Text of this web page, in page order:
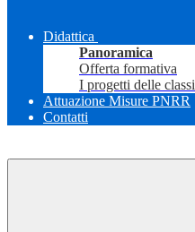
Didattica
Panoramica
Offerta formativa
I progetti delle classi
Attuazione Misure PNRR
Contatti